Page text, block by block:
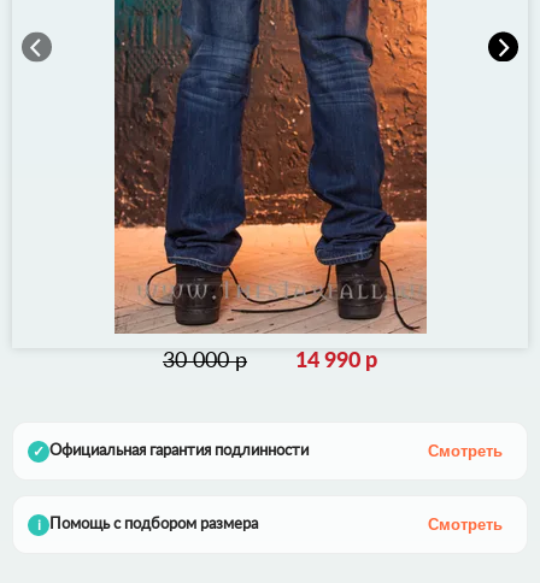
30 000 р 14 990 р
✓ Официальная гарантия подлинности Смотреть
i Помощь с подбором размера Смотреть